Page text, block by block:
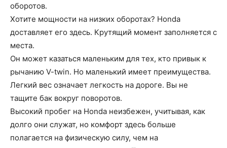
оборотов.
Хотите мощности на низких оборотах? Honda
доставляет его здесь. Крутящий момент заполняется с
места.
Он может казаться маленьким для тех, кто привык к
рычанию V-twin. Но маленький имеет преимущества.
Легкий вес означает легкость на дороге. Вы не
тащите бак вокруг поворотов.
Высокий пробег на Honda неизбежен, учитывая, как
долго они служат, но комфорт здесь больше
полагается на физическую силу, чем на